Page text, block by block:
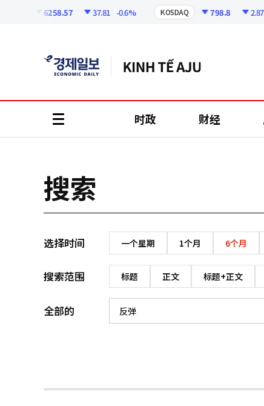
6258.57 37.81 -0.6% KOSDAQ 798.8 2.87
时政 财经
搜索
选择时间 一个星期 1个月 6个月
搜索范围 标题 正文 标题+正文
全部的